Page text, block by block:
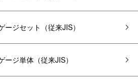
ージセット （従来JIS）
ジ単体（従来JIS）